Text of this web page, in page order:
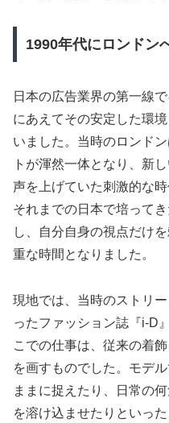
1990年代にロンドン
日本の広告業界の第一線
にあえてその安定した環
いました。当時のロンド
トが渾然一体となり、新
声を上げていた刺激的な
それまでの日本で培って
し、自分自身の視点だけ
重な時間となりました。
現地では、当時のストリ
ったファッション誌『i-D
こでの仕事は、従来の着
を画すものでした。モデ
ままに捉えたり、日常の
を溶け込ませたりといっ